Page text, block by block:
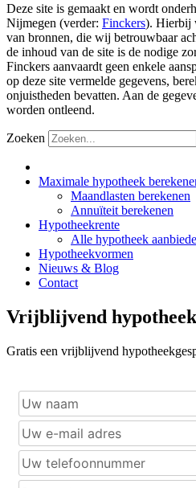
Deze site is gemaakt en wordt
Nijmegen (verder: Finckers). Hierbij
van bronnen, die wij betrouwbaar
de inhoud van de site is de nodige
Finckers aanvaardt geen enkele
op deze site vermelde gegevens,
onjuistheden bevatten. Aan de
worden ontleend.
Zoeken
Maximale hypotheek
Maandlasten berekenen
Annuïteit berekenen
Hypotheekrente
Alle hypotheek
Hypotheekvormen
Nieuws & Blog
Contact
Vrijblijvend
Gratis een vrijblijvend